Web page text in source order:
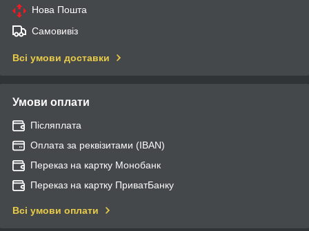
Нова Пошта
Самовивіз
Всі умови доставки
Умови оплати
Післяплата
Оплата за реквізитами (IBAN)
Переказ на картку Монобанк
Переказ на картку ПриватБанку
Всі умови оплати